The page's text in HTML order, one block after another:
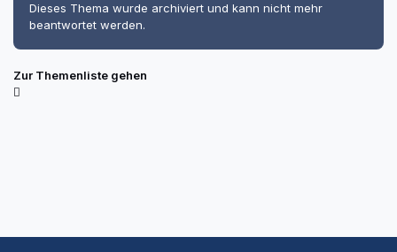
Dieses Thema wurde archiviert und kann nicht mehr
beantwortet werden.
Zur Themenliste gehen